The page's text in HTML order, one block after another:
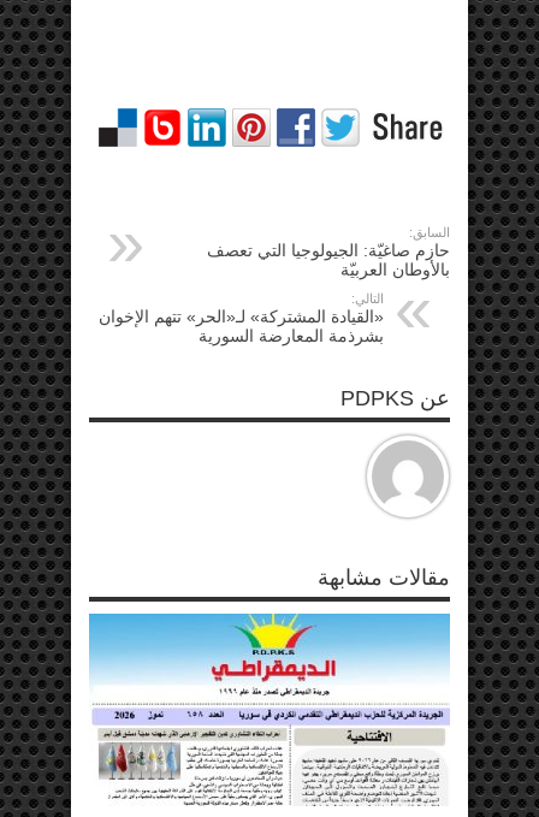
السابق:
حازم صاغيّة: الجيولوجيا التي تعصف
بالأوطان العربيّة
التالي:
«القيادة المشتركة» لـ«الحر» تتهم الإخوان
بشرذمة المعارضة السورية
عن PDPKS
مقالات مشابهة